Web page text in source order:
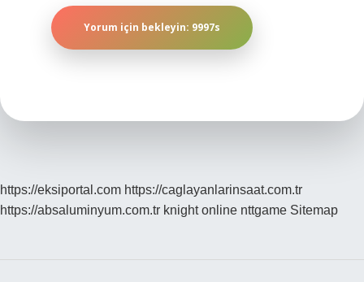
https://eksiportal.com https://caglayanlarinsaat.com.tr
https://absaluminyum.com.tr knight online nttgame Sitemap